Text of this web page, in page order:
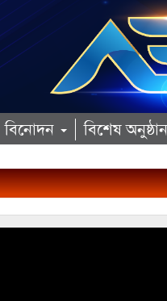
বিনোদন বিশেষ অনুষ্ঠান